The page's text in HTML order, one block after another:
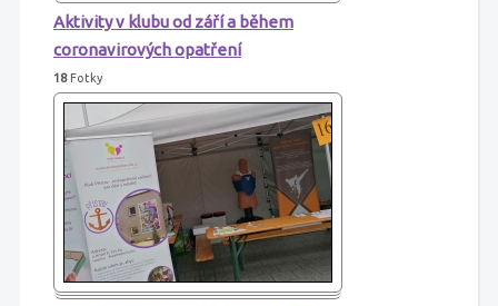
Aktivity v klubu od září a během
coronavirových opatření
18Fotky